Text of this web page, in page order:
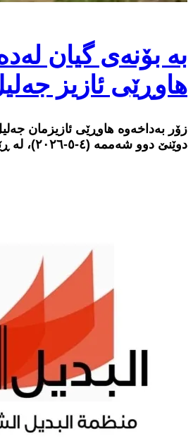
بە بۆنەی گیان
هاوڕێی ئازیز
زۆر بەداخەوە هاوڕێی ئازیزمان
دوێنێ دوو شەممە (٤-٥-٢٠٢٦)، لە ڕێگەی گەڕانەوەی لە ...